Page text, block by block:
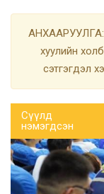
АНХААРУУЛГА:
хуулийн
сэтгэгдэл
Сүүлд
нэмэгдсэн